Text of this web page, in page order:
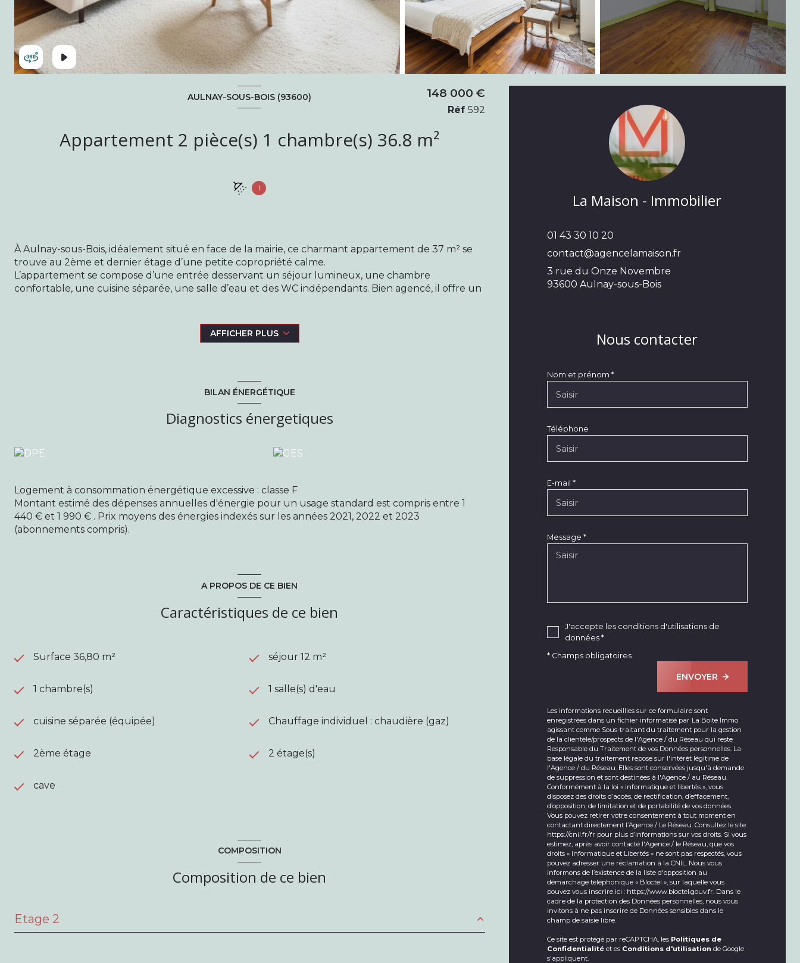
AULNAY-SOUS-BOIS (93600)
Appartement 2 pièce(s) 1 chambre(s) 36.8 m²
1
148 000 €
Réf 592
À Aulnay-sous-Bois, idéalement situé en face de la mairie, ce charmant appartement de 37 m² se
trouve au 2ème et dernier étage d’une petite copropriété calme.
L’appartement se compose d’une entrée desservant un séjour lumineux, une chambre
confortable, une cuisine séparée, une salle d’eau et des WC indépendants. Bien agencé, il offre un
Avec ses faibles charges et son emplacement recherché, ce bien représente une excellente
opportunité, aussi bien pour un premier achat que pour un investissement locatif.
Risques : Les informations sur les risques auxquels ce bien exposé sont disponibles sur le site
Annonce difusée par Sébastien Lamy, collaborateur salarié de l'agence La Maison - Immobilier,
titulaire de la carte professionnelle n°CPI 9301 2017 000 016 341, délivrée par la CCI Paris Ile-de-
au RCS de Bobigny sous le numéro 823 238 886. Siège social : 3 rue du Onze Novembre, 93600
Aulnay-sous-Bois.
AFFICHER PLUS
BILAN ÉNERGÉTIQUE
Diagnostics énergetiques
Logement à consommation énergétique excessive : classe F
Montant estimé des dépenses annuelles d'énergie pour un usage standard est compris entre 1
440 € et 1 990 € . Prix moyens des énergies indexés sur les années 2021, 2022 et 2023
(abonnements compris).
A PROPOS DE CE BIEN
Caractéristiques de ce bien
Surface 36,80 m² séjour 12 m²
1 chambre(s) 1 salle(s) d'eau
cuisine séparée (équipée) Chauffage individuel : chaudière (gaz)
2ème étage 2 étage(s)
cave
COMPOSITION
Composition de ce bien
Etage 2
La Maison - Immobilier
01 43 30 10 20
contact@agencelamaison.fr
3 rue du Onze Novembre
93600 Aulnay-sous-Bois
Nous contacter
Nom et prénom *
Téléphone
E-mail *
Message *
J'accepte les conditions d'utilisations de
données *
* Champs obligatoires
ENVOYER
Les informations recueillies sur ce formulaire sont
enregistrées dans un fichier informatisé par La Boite Immo
agissant comme Sous-traitant du traitement pour la gestion
de la clientèle/prospects de l'Agence / du Réseau qui reste
Responsable du Traitement de vos Données personnelles. La
base légale du traitement repose sur l'intérêt légitime de
l'Agence / du Réseau. Elles sont conservées jusqu'à demande
de suppression et sont destinées à l'Agence / au Réseau.
Conformément à la loi « informatique et libertés », vous
disposez des droits d’accès, de rectification, d’effacement,
d’opposition, de limitation et de portabilité de vos données.
Vous pouvez retirer votre consentement à tout moment en
contactant directement l’Agence / Le Réseau. Consultez le site
https://cnil.fr/fr pour plus d’informations sur vos droits. Si vous
estimez, après avoir contacté l'Agence / le Réseau, que vos
droits « Informatique et Libertés » ne sont pas respectés, vous
pouvez adresser une réclamation à la CNIL. Nous vous
informons de l’existence de la liste d'opposition au
démarchage téléphonique « Bloctel », sur laquelle vous
pouvez vous inscrire ici : https://www.bloctel.gouv.fr . Dans le
cadre de la protection des Données personnelles, nous vous
invitons à ne pas inscrire de Données sensibles dans le
champ de saisie libre.
Ce site est protégé par reCAPTCHA, les Politiques de
Confidentialitéet es Conditions d'utilisation de Google
s'appliquent.